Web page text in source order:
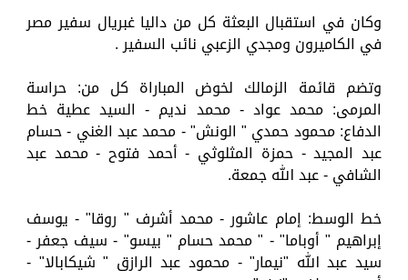
وكان في استقبال البعثة كل من داليا غبريال سفير مصر
في الكاميرون ومجدي الزعبي نائب السفير .
وتضم قائمة الزمالك لخوض المباراة كل من: حراسة
المرمى: محمد عواد - محمد نديم - السيد عطية خط
الدفاع: محمود حمدي " الونش" - محمد عبد الغني - حسام
عبد المجيد - حمزة المثلوثي - أحمد فتوح - محمد عبد
الشافي - عبد الله جمعة.
خط الوسط: إمام عاشور - محمد أشرف " روقا" - يوسف
إبراهيم " أوباما" - " محمد حسام " بيسو" - سيف جعفر -
سيد عبد الله "نيمار" - محمود عبد الرازق " شيكابالا" -